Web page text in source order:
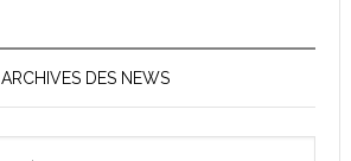
ARCHIVES DES NEWS